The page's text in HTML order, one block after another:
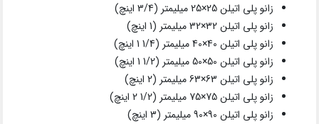
زانو پلی اتیلن 25×25 میلیمتر (3/4 اینچ)
زانو پلی اتیلن 32×32 میلیمتر (1 اینچ)
زانو پلی اتیلن 40×40 میلیمتر (1/4 1 اینچ)
زانو پلی اتیلن 50×50 میلیمتر (1/2 1 اینچ)
زانو پلی اتیلن 63×63 میلیمتر (2 اینچ)
زانو پلی اتیلن 75×75 میلیمتر (1/2 2 اینچ)
زانو پلی اتیلن 90×90 میلیمتر (3 اینچ)